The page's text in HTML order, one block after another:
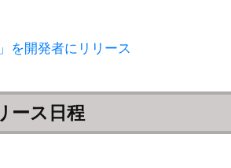
を開発者にリリース
ース日程